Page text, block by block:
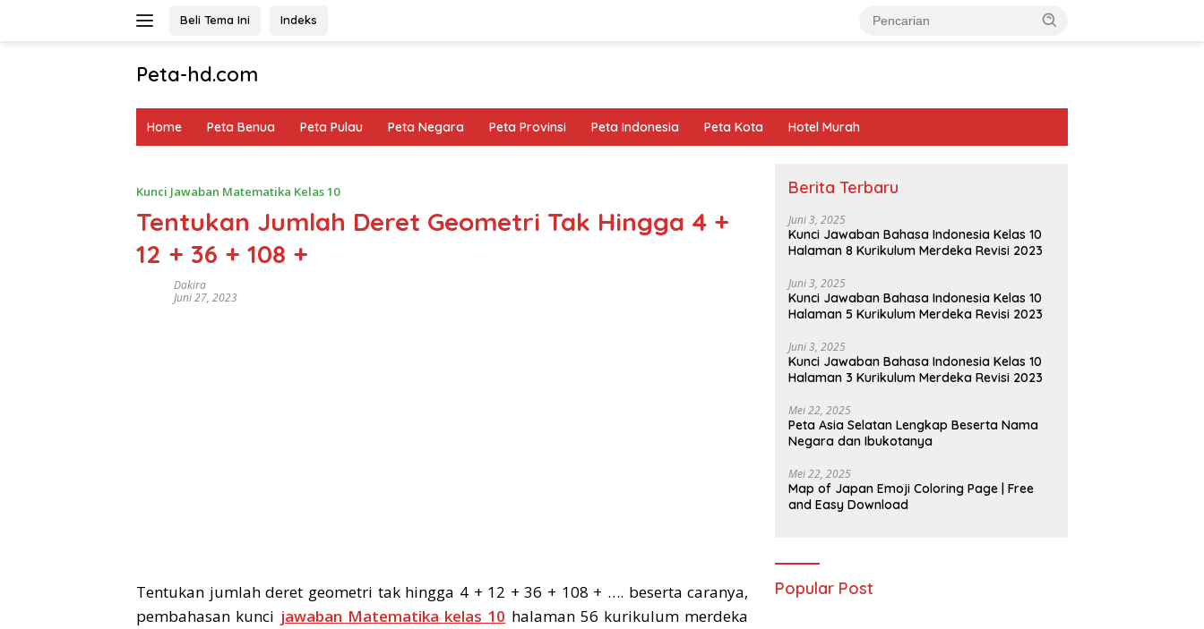
Beli Tema Ini Indeks
Peta-hd.com
Gambar
Home Peta Benua Peta Pulau Peta Negara Peta Provinsi Peta Indonesia Peta Kota Hotel Murah
Kunci Jawaban Matematika Kelas 10
Tentukan Jumlah Deret Geometri Tak Hingga 4 +
12 + 36 + 108 +
Dakira
Juni 27, 2023
Tentukan jumlah deret geometri tak hingga 4 + 12 + 36 + 108 + …. beserta caranya,
pembahasan kunci jawaban Matematika kelas 10 halaman 56 kurikulum merdeka
Berita Terbaru
Juni 3, 2025
Kunci Jawaban Bahasa Indonesia Kelas 10
Halaman 8 Kurikulum Merdeka Revisi 2023
Juni 3, 2025
Kunci Jawaban Bahasa Indonesia Kelas 10
Halaman 5 Kurikulum Merdeka Revisi 2023
Juni 3, 2025
Kunci Jawaban Bahasa Indonesia Kelas 10
Halaman 3 Kurikulum Merdeka Revisi 2023
Mei 22, 2025
Peta Asia Selatan Lengkap Beserta Nama
Negara dan Ibukotanya
Mei 22, 2025
Map of Japan Emoji Coloring Page | Free
and Easy Download
Popular Post